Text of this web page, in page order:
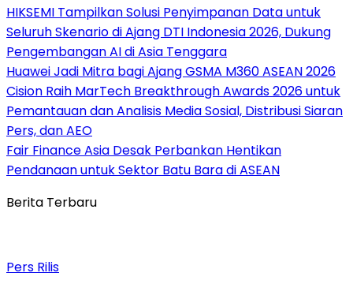
HIKSEMI Tampilkan Solusi Penyimpanan Data untuk
Seluruh Skenario di Ajang DTI Indonesia 2026, Dukung
Pengembangan AI di Asia Tenggara
Huawei Jadi Mitra bagi Ajang GSMA M360 ASEAN 2026
Cision Raih MarTech Breakthrough Awards 2026 untuk
Pemantauan dan Analisis Media Sosial, Distribusi Siaran
Pers, dan AEO
Fair Finance Asia Desak Perbankan Hentikan
Pendanaan untuk Sektor Batu Bara di ASEAN
Berita Terbaru
Pers Rilis